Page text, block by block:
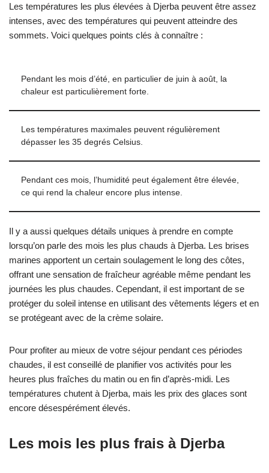
Les températures les plus élevées à Djerba peuvent être assez
intenses, avec des températures qui peuvent atteindre des
sommets. Voici quelques points clés à connaître :
Pendant les mois d’été, en particulier de juin à août, la
chaleur est particulièrement forte.
Les températures maximales peuvent régulièrement
dépasser les 35 degrés Celsius.
Pendant ces mois, l’humidité peut également être élevée,
ce qui rend la chaleur encore plus intense.
Il y a aussi quelques détails uniques à prendre en compte
lorsqu’on parle des mois les plus chauds à Djerba. Les brises
marines apportent un certain soulagement le long des côtes,
offrant une sensation de fraîcheur agréable même pendant les
journées les plus chaudes. Cependant, il est important de se
protéger du soleil intense en utilisant des vêtements légers et en
se protégeant avec de la crème solaire.
Pour profiter au mieux de votre séjour pendant ces périodes
chaudes, il est conseillé de planifier vos activités pour les
heures plus fraîches du matin ou en fin d’après-midi. Les
températures chutent à Djerba, mais les prix des glaces sont
encore désespérément élevés.
Les mois les plus frais à Djerba